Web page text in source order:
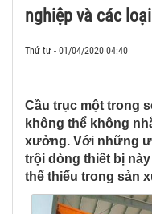
nghiệp và các
Thứ tư - 01/04/2020 04:40
Cầu trục một trong
không thể không
xưởng. Với những
trội dòng thiết bị
thể thiếu trong sản